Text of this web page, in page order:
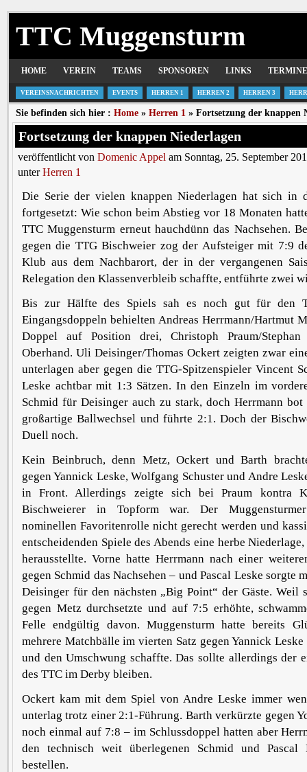
TTC Muggensturm
HOME VEREIN TEAMS SPONSOREN LINKS TERMINE
VEREINSNACHRICHTEN EVENTS HERREN 1 HERREN 2 HERREN 3
Sie befinden sich hier : Home » Herren 1 » Fortsetzung der knappen
Fortsetzung der knappen Niederlagen
veröffentlicht von Domenic Appel am Sonntag, 25. September
unterHerren 1
Die Serie der vielen knappen Niederlagen hat sich in
fortgesetzt: Wie schon beim Abstieg vor 18 Monaten
TTC Muggensturm erneut hauchdünn das Nachsehen.
gegen die TTG Bischweier zog der Aufsteiger mit 7:9
Klub aus dem Nachbarort, der in der vergangenen
Relegation den Klassenverbleib schaffte, entführte zwei
Bis zur Hälfte des Spiels sah es noch gut für den
Eingangsdoppeln behielten Andreas Herrmann/Hartmut
Doppel auf Position drei, Christoph Praum/
Oberhand. Uli Deisinger/Thomas Ockert zeigten zwar
unterlagen aber gegen die TTG-Spitzenspieler Vincent
Leske achtbar mit 1:3 Sätzen. In den Einzeln im
Schmid für Deisinger auch zu stark, doch Herrmann bot
großartige Ballwechsel und führte 2:1. Doch der
Duell noch.
Kein Beinbruch, denn Metz, Ockert und Barth
gegen Yannick Leske, Wolfgang Schuster und Andre
in Front. Allerdings zeigte sich bei Praum kontra
Bischweierer in Topform war. Der
nominellen Favoritenrolle nicht gerecht werden und
entscheidenden Spiele des Abends eine herbe
herausstellte. Vorne hatte Herrmann nach einer
gegen Schmid das Nachsehen – und Pascal Leske sorgte
Deisinger für den nächsten „Big Point“ der Gäste. Weil
gegen Metz durchsetzte und auf 7:5 erhöhte,
Felle endgültig davon. Muggensturm hatte bereits
mehrere Matchbälle im vierten Satz gegen Yannick
und den Umschwung schaffte. Das sollte allerdings der
des TTC im Derby bleiben.
Ockert kam mit dem Spiel von Andre Leske immer
unterlag trotz einer 2:1-Führung. Barth verkürzte gegen
noch einmal auf 7:8 – im Schlussdoppel hatten aber
den technisch weit überlegenen Schmid und
bestellen.